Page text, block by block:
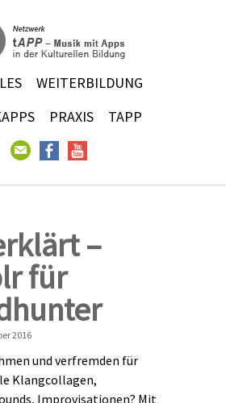
WEITERBILDUNG
PRAXIS TAPP
–
für
2016
und verfremden für
Klangcollagen,
Improvisationen? Mit